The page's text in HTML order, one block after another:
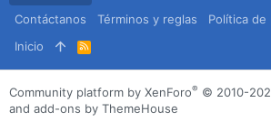
Contáctanos
Términos y reglas Política de
Inicio
R
S
S
Community platform by XenForo® © 2010-
and add-ons by ThemeHouse